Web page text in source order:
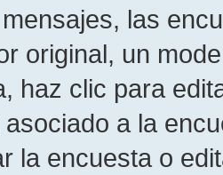
las
original, un
haz clic para
a la
la encuesta o